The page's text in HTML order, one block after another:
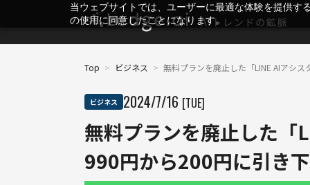
当ウェブサイトでは、ユーザーに最適な体験を提供
の使用に同意したことになります。
Top > ビジネス > 無料プランを廃止した「LINE AIアシ
ビジネス 2024/7/16 [TUE]
無料プランを廃止した
990円から200円に引き